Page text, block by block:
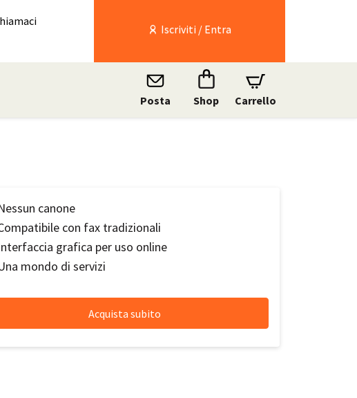
Iscriviti / Entra
Posta Shop Carrello
canone
con fax tradizionali
grafica per uso online
mondo di servizi